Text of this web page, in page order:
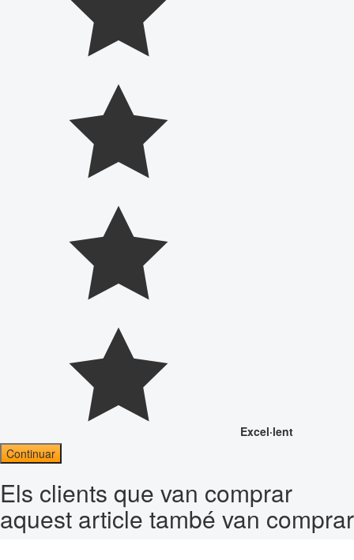
Excel·lent
Continuar
Els clients que van comprar
aquest article també van comprar